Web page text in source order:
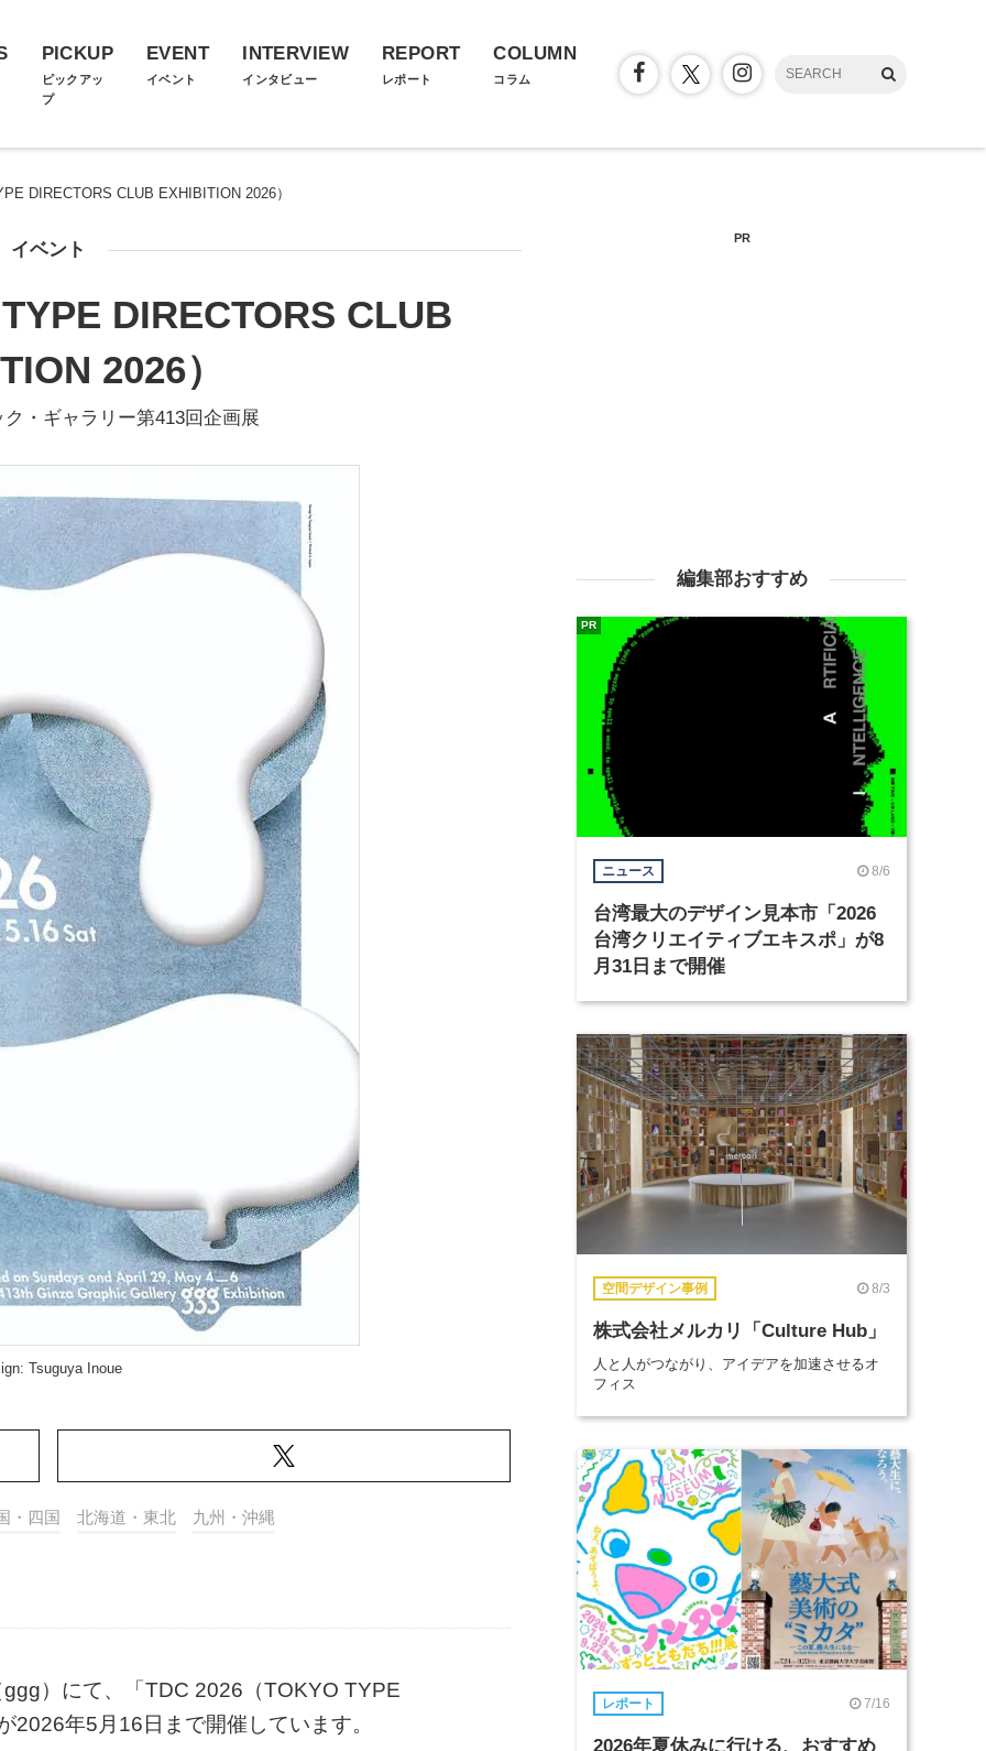
PICKUP
ピックアッ
プ
EVENT
イベント
INTERVIEW
インタビュー
REPORT
レポート
COLUMN
コラム
DIRECTORS CLUB EXHIBITION 2026）
イベント
DIRECTORS CLUB
2026）
・ギャラリー第413回企画展
Tsuguya Inoue
・四国 北海道・東北 九州・沖縄
）にて、「TDC 2026（TOKYO TYPE
年5月16日まで開催しています。
PR
編集部おすすめ
ニュース 8/6
台湾最大のデザイン見本市「2026
台湾クリエイティブエキスポ」が8
月31日まで開催
PR
空間デザイン事例 8/3
株式会社メルカリ「Culture Hub」
人と人がつながり、アイデアを加速させるオ
フィス
レポート 7/16
2026年夏休みに行ける、おすすめ